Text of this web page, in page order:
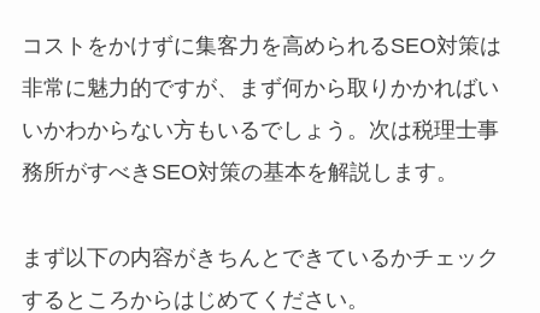
コストをかけずに集客力を高められるSEO対策は
非常に魅力的ですが、まず何から取りかかればい
いかわからない方もいるでしょう。次は税理士事
務所がすべきSEO対策の基本を解説します。
まず以下の内容がきちんとできているかチェック
するところからはじめてください。